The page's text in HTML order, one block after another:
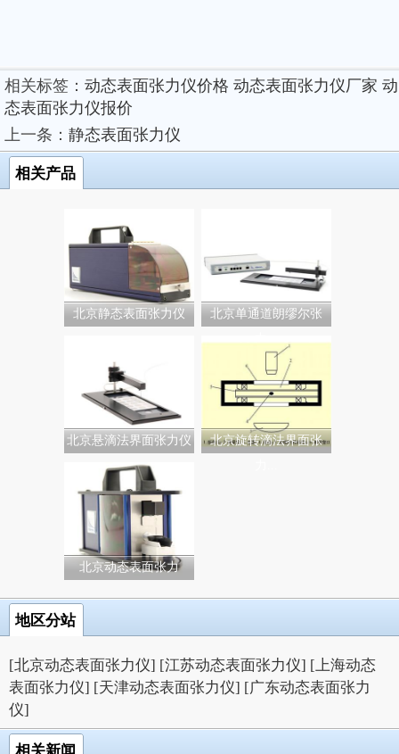
相关标签： 动态表面张力仪价格 动态表面张力仪厂家 动
态表面张力仪报价
上一条： 静态表面张力仪
相关产品
北京静态表面张力仪
北京单通道朗缪尔张
北京悬滴法界面张力仪
北京旋转滴法界面张
北京动态表面张力
地区分站
[北京动态表面张力仪] [江苏动态表面张力仪] [上海动态
表面张力仪] [天津动态表面张力仪] [广东动态表面张力
仪]